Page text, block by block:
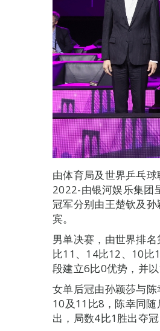
由体育局及世界乒乓
2022-由银河娱乐集团
冠军分别由王楚钦及
宾。
男单决赛，由世界排
比11、14比12、10比
段建立6比0优势，并
女单后冠由孙颖莎与
10及11比8，陈幸同
出，局数4比1胜出夺冠